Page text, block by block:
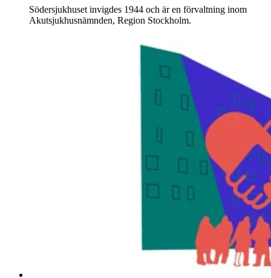
Söders­jukhuset invigdes 1944 och är en förvaltning inom
Akutsjukhus­nämnden, Region Stockholm.